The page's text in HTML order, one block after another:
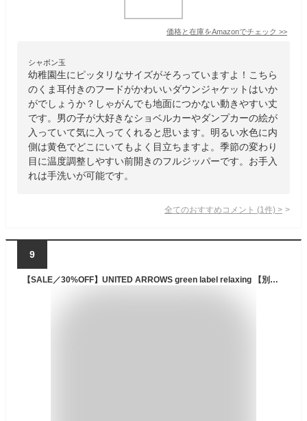
価格と在庫をAmazonでチェック >>
シャボン玉
幼稚園生にピッタリなサイズがそろっていますよ！こちら
のくま耳付きのフードがかわいいダウンジャケットはいか
がでしょうか？しゃがんでも地面につかない動きやすい丈
です。男の子が大好きなショベルカーやダンプカーの絵が
入っていて気に入ってくれると思います。明るい水色に内
側は黄色でどこにいてもよく目立ちますよ。季節の変わり
目に温度調整しやすい前開きのフルジッパーです。お手入
れは手洗いが可能です。
全てのおすすめコメント (1 件) >
9
【SALE／30%OFF】UNITED ARROWS green label relaxing 【別注】＜WILD THINGS＞ショート モンスターパーカー / キッズ 110cm-130cm ユナイテッドアローズ グリーンレーベルリラクシング ジャケット・アウター ブルゾン・ジャンパー ブラック カーキグリ【RBA_E】【送料無料】